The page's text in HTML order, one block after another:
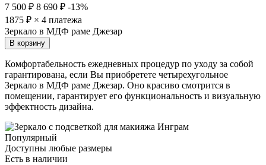
7 500 ₽ 8 690 ₽ -13%
1875 ₽ × 4 платежа
Зеркало в МДФ раме Джезар
В корзину
Комфортабельность ежедневных процедур по уходу за собой
гарантирована, если Вы приобретете четырехугольное
Зеркало в МДФ раме Джезар. Оно красиво смотрится в
помещении, гарантирует его функциональность и визуальную
эффектность дизайна.
Популярный
Доступны любые размеры
Есть в наличии